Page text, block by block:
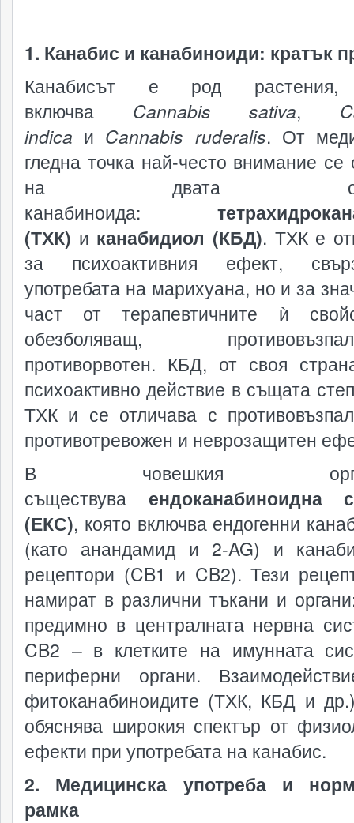
1. Канабис и канабиноиди: кратък
Канабисът е род растения,
включва Cannabis sativa,
indica и Cannabis ruderalis. От
гледна точка най-често внимание
на двата
канабиноида:
(ТХК) и канабидиол (КБД). ТХК е
за психоактивния ефект,
употребата на марихуана, но и за
част от терапевтичните ѝ
обезболяващ,
противорвотен. КБД, от своя
психоактивно действие в същата
ТХК и се отличава с
противотревожен и неврозащитен
В човешкия
съществува ендоканабиноидна
(ЕКС), която включва ендогенни
(като анандамид и 2-AG) и
рецептори (CB1 и CB2). Тези
намират в различни тъкани и
предимно в централната нервна
CB2 – в клетките на имунната
периферни органи.
фитоканабиноидите (ТХК, КБД и
обяснява широкия спектър от
ефекти при употребата на канабис.
2. Медицинска употреба и
рамка